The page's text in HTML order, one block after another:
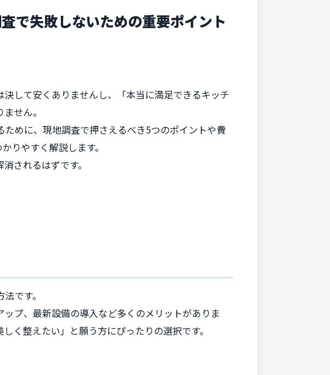
で失敗しないための重要ポイント
して安くありませんし、「本当に満足できるキッチ
せん。
めに、現地調査で押さえるべき5つのポイントや費
りやすく解説します。
されるはずです。
です。
プ、最新設備の導入など多くのメリットがありま
く整えたい」と願う方にぴったりの選択です。